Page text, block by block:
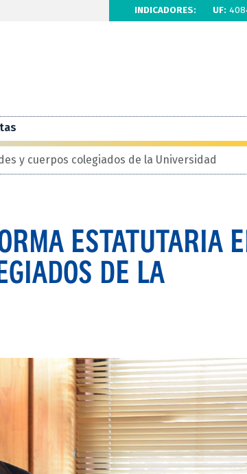
INDICADORES: UF:
y cuerpos colegiados de la Universidad
ESTATUTARIA
DE LA